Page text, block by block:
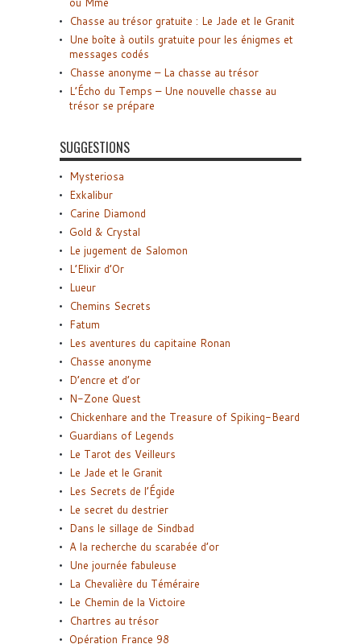
Chasse au trésor gratuite : Le Jade et le Granit
Une boîte à outils gratuite pour les énigmes et
messages codés
Chasse anonyme – La chasse au trésor
L’Écho du Temps – Une nouvelle chasse au
trésor se prépare
SUGGESTIONS
Mysteriosa
Exkalibur
Carine Diamond
Gold & Crystal
Le jugement de Salomon
L’Elixir d’Or
Lueur
Chemins Secrets
Fatum
Les aventures du capitaine Ronan
Chasse anonyme
D’encre et d’or
N-Zone Quest
Chickenhare and the Treasure of Spiking-Beard
Guardians of Legends
Le Tarot des Veilleurs
Le Jade et le Granit
Les Secrets de l’Égide
Le secret du destrier
Dans le sillage de Sindbad
A la recherche du scarabée d’or
Une journée fabuleuse
La Chevalière du Téméraire
Le Chemin de la Victoire
Chartres au trésor
Opération France 98